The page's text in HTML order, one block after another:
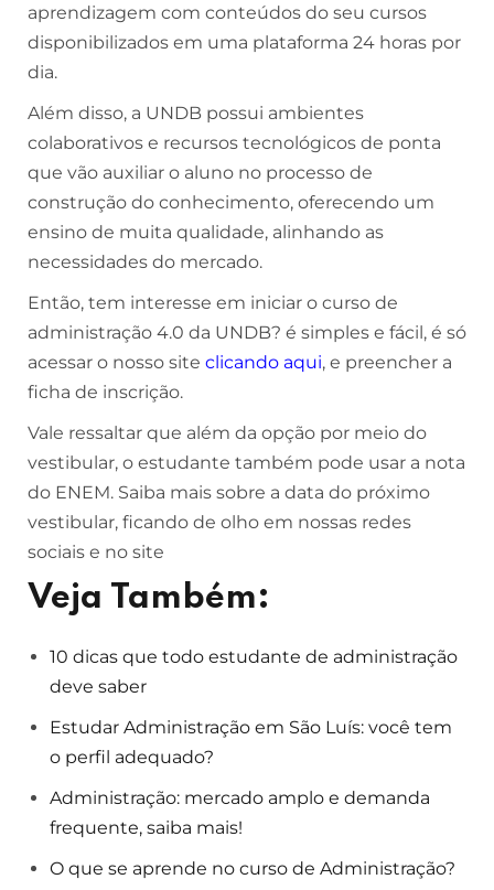
aprendizagem com conteúdos do seu cursos
disponibilizados em uma plataforma 24 horas por
dia.
Além disso, a UNDB possui ambientes
colaborativos e recursos tecnológicos de ponta
que vão auxiliar o aluno no processo de
construção do conhecimento, oferecendo um
ensino de muita qualidade, alinhando as
necessidades do mercado.
Então, tem interesse em iniciar o curso de
administração 4.0 da UNDB? é simples e fácil, é só
acessar o nosso site clicando aqui, e preencher a
ficha de inscrição.
Vale ressaltar que além da opção por meio do
vestibular, o estudante também pode usar a nota
do ENEM. Saiba mais sobre a data do próximo
vestibular, ficando de olho em nossas redes
sociais e no site
Veja Também:
10 dicas que todo estudante de administração
deve saber
Estudar Administração em São Luís: você tem
o perfil adequado?
Administração: mercado amplo e demanda
frequente, saiba mais!
O que se aprende no curso de Administração?